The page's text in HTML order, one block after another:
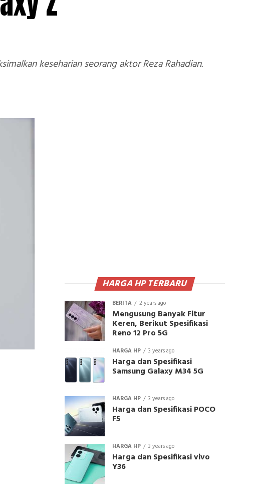
keseharian seorang aktor Reza Rahadian.
HARGA HP TERBARU
BERITA 2 years ago
Mengusung Banyak Fitur
Keren, Berikut Spesifikasi
Reno 12 Pro 5G
HARGA HP 3 years ago
Harga dan Spesifikasi
Samsung Galaxy M34 5G
HARGA HP 3 years ago
Harga dan Spesifikasi POCO
F5
HARGA HP 3 years ago
Harga dan Spesifikasi vivo
Y36